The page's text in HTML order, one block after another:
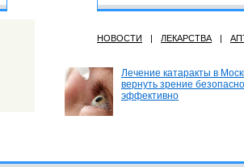
НОВОСТИ | ЛЕКАРСТВА |
Лечение катаракты в
вернуть зрение
эффективно